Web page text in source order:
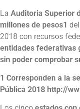
La Auditoria Superior
millones de pesos1
2018 con recursos
entidades federativas
sin poder comprobar
1 Corresponden a la
Pública 2018 http://